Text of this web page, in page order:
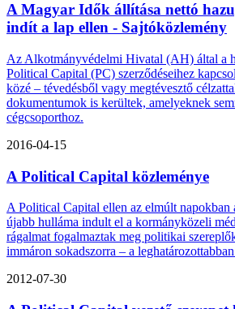
A Magyar Idők állítása nettó
indít a lap ellen - Sajtóközlemény
Az Alkotmányvédelmi Hivatal (AH) által a
Political Capital (PC) szerződéseihez
közé – tévedésből vagy megtévesztő
dokumentumok is kerültek, amelyeknek
cégcsoporthoz.
2016-04-15
A Political Capital közleménye
A Political Capital ellen az elmúlt napokban
újabb hulláma indult el a kormányközeli
rágalmat fogalmaztak meg politikai
immáron sokadszorra – a
2012-07-30